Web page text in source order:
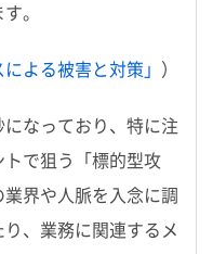
。
よる被害と対策」 ）
なっており、特に注
で狙う「標的型攻
界や人脈を入念に調
、業務に関連するメ